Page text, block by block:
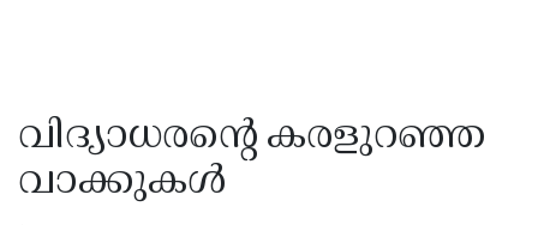
വിദ്യാധരൻ്റെ കരളുറഞ്ഞ
വാക്കുകൾ